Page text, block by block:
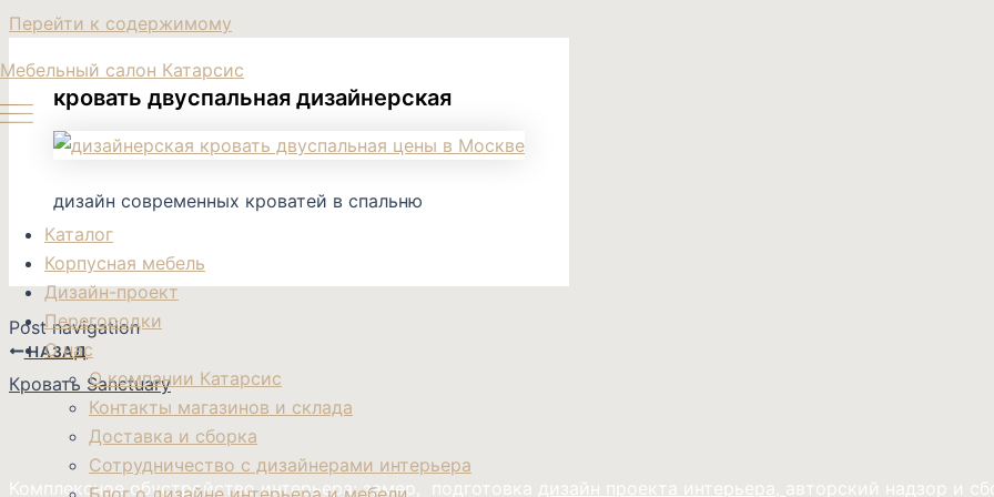
Перейти к содержимому
Мебельный салон Катарсис
Каталог
Корпусная мебель
Дизайн-проект
Перегородки
О нас
О компании Катарсис
Контакты магазинов и склада
Доставка и сборка
Сотрудничество с дизайнерами интерьера
кровать двуспальная дизайнерская
дизайн современных кроватей в спальню
Post navigation
НАЗАД
Кровать Sanctuary
Комплексное обустройство интерьера: замер, подготовка дизайн проекта интерьера, авторский надзор и